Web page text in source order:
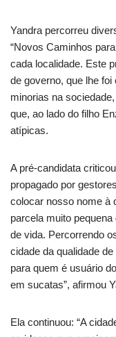
Yandra percorreu
“Novos Caminhos
cada localidade. Este
de governo, que lhe
minorias na
que, ao lado do filho
atípicas.
A pré-candidata
propagado por
colocar nosso nome à
parcela muito
de vida. Percorrendo
cidade da qualidade
para quem é usuário
em sucatas”, afirmou
Ela continuou: “A